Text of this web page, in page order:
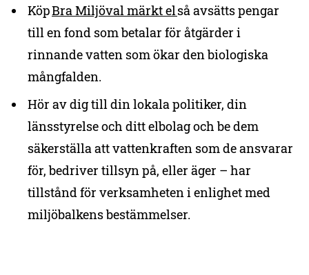
KöpBra Miljöval märkt elså avsätts pengar
till en fond som betalar för åtgärder i
rinnande vatten som ökar den biologiska
mångfalden.
Hör av dig till din lokala politiker, din
länsstyrelse och ditt elbolag och be dem
säkerställa att vattenkraften som de ansvarar
för, bedriver tillsyn på, eller äger – har
tillstånd för verksamheten i enlighet med
miljöbalkens bestämmelser.